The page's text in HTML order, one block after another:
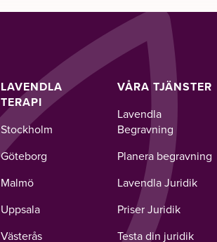
LAVENDLA
TERAPI
Stockholm
Göteborg
Malmö
Uppsala
Västerås
VÅRA TJÄNSTER
Lavendla
Begravning
Planera begravning
Lavendla Juridik
Priser Juridik
Testa din juridik